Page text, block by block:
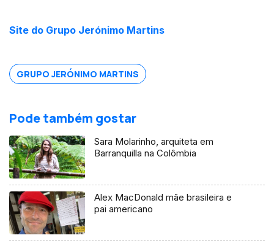
Site do Grupo Jerónimo Martins
GRUPO JERÓNIMO MARTINS
Pode também gostar
Sara Molarinho, arquiteta em
Barranquilla na Colômbia
Alex MacDonald mãe brasileira e
pai americano